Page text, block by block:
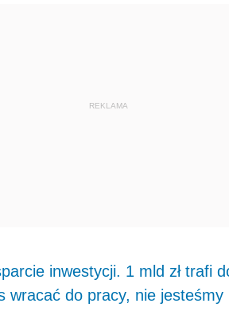
REKLAMA
inwestycji. 1 mld zł trafi
wracać do pracy, nie